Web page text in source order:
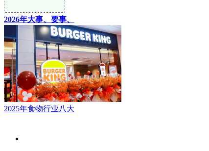
2026年大事、要事、
2025年食物行业八大